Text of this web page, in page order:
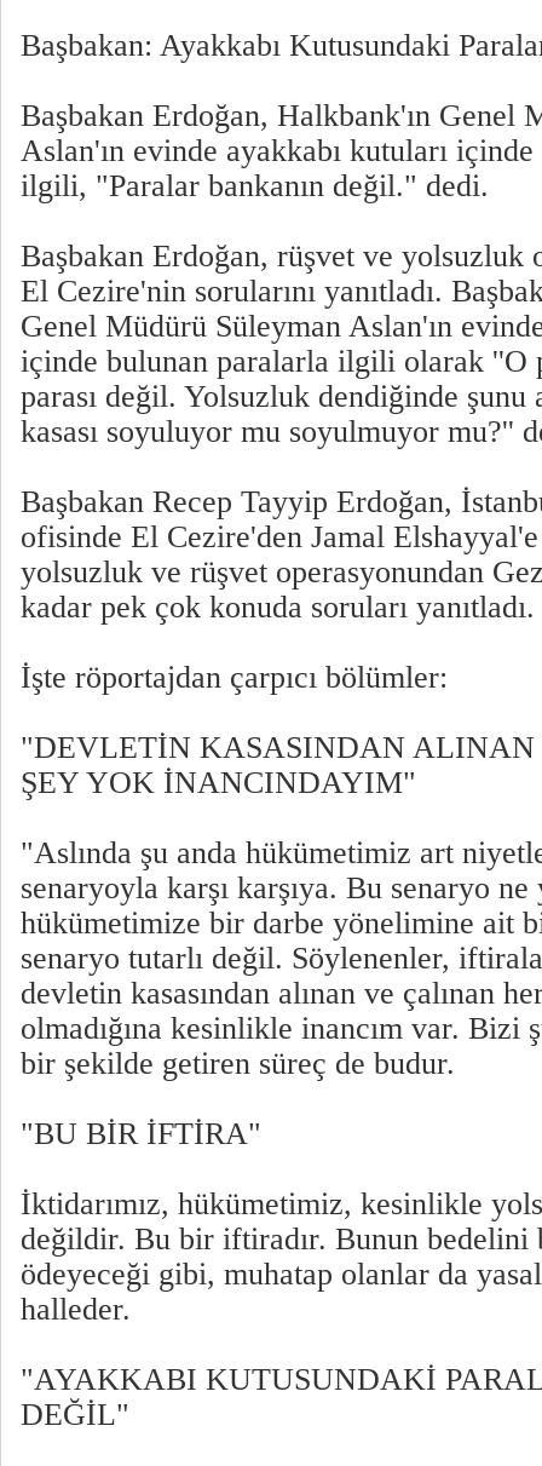
Başbakan: Ayakkabı Kutusundaki
Başbakan Erdoğan, Halkbank'ın Genel
Aslan'ın evinde ayakkabı kutuları
ilgili, "Paralar bankanın değil." dedi.
Başbakan Erdoğan, rüşvet ve
El Cezire'nin sorularını yanıtladı.
Genel Müdürü Süleyman Aslan'ın
içinde bulunan paralarla ilgili olarak ''O
parası değil. Yolsuzluk dendiğinde şunu
kasası soyuluyor mu soyulmuyor mu?''
Başbakan Recep Tayyip Erdoğan,
ofisinde El Cezire'den Jamal
yolsuzluk ve rüşvet operasyonundan
kadar pek çok konuda soruları yanıtladı.
İşte röportajdan çarpıcı bölümler:
"DEVLETİN KASASINDAN
ŞEY YOK İNANCINDAYIM"
"Aslında şu anda hükümetimiz art
senaryoyla karşı karşıya. Bu senaryo
hükümetimize bir darbe yönelimine ait
senaryo tutarlı değil. Söylenenler,
devletin kasasından alınan ve çalınan
olmadığına kesinlikle inancım var. Bizi
bir şekilde getiren süreç de budur.
"BU BİR İFTİRA"
İktidarımız, hükümetimiz, kesinlikle
değildir. Bu bir iftiradır. Bunun bedelini
ödeyeceği gibi, muhatap olanlar da
halleder.
"AYAKKABI KUTUSUNDAKİ
DEĞİL"